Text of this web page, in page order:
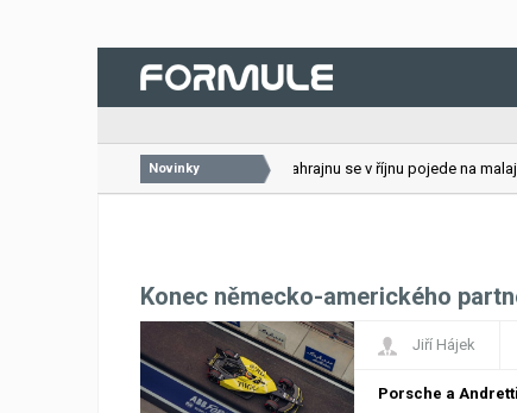
Novinky
26.07.2026 VC Bahrajnu se v říjnu pojede na
Konec německo-amerického
Jiří Hájek
Porsche a